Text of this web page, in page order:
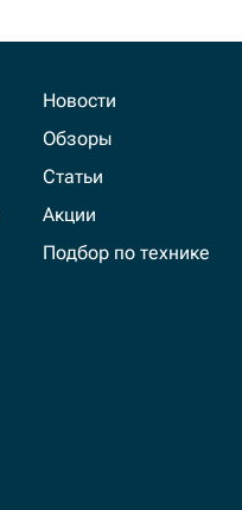
Новости
Обзоры
Статьи
Акции
Подбор по технике